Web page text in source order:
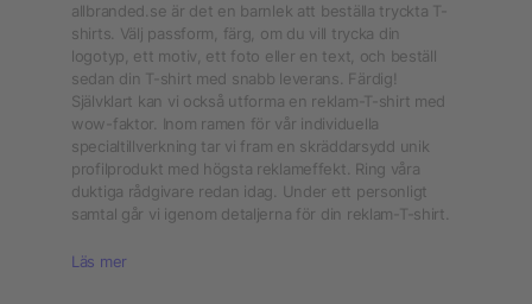
allbranded.se är det en barnlek att beställa tryckta T-
shirts. Välj passform, färg, om du vill trycka din
logotyp, ett motiv, ett foto eller en text, och beställ
sedan din T-shirt med snabb leverans. Färdig!
Självklart kan vi också utforma en reklam-T-shirt med
wow-faktor. Inom ramen för vår individuella
specialtillverkning tar vi fram en skräddarsydd unik
profilprodukt med högsta reklameffekt. Ring våra
duktiga rådgivare redan idag. Under ett personligt
samtal går vi igenom detaljerna för din reklam-T-shirt.
Läs mer